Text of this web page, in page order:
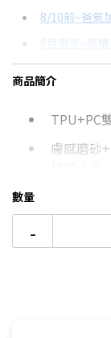
分期數
12期
24期
8/10前~爸氣
8月限定~首
台灣大哥大
商品簡介
TPU+PC
膚感磨砂
獨立鋁
側邊TPU
數量
-